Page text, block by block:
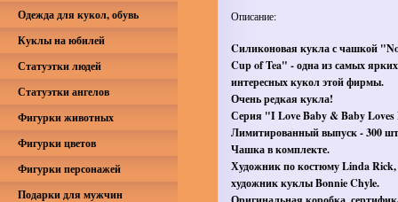
Описание:
Cиликоновая кукла с чашкой
Cup of Tea" - одна из самых
интересных кукол этой фирмы.
Очень редкая кукла!
Серия "I Love Baby & Baby
Лимитированный выпуск - 300
Чашка в комплекте.
Художник по костюму Linda Rick,
художник куклы Bonnie Chyle.
Одежда для кукол, обувь
Куклы на юбилей
Статуэтки людей
Статуэтки ангелов
Фигурки животных
Фигурки цветов
Фигурки персонажей
Подарки для мужчин